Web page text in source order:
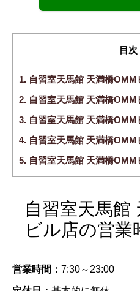
目次
1. 自習室天馬館 天満橋OMM
2. 自習室天馬館 天満橋OMM
3. 自習室天馬館 天満橋
4. 自習室天馬館 天満橋
5. 自習室天馬館 天満橋OMM
自習室天馬館
ビル店の営業
営業時間： 7:30～23:00